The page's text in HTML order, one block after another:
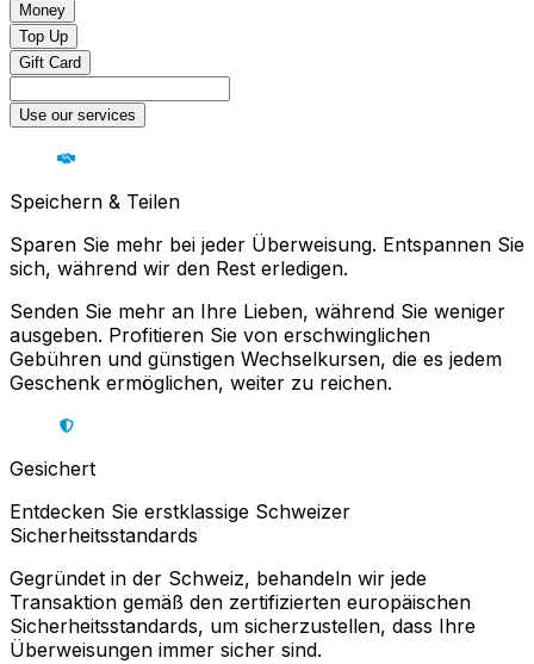
Money
Top Up
Gift Card
Use our services
Speichern & Teilen
Sparen Sie mehr bei jeder Überweisung. Entspannen Sie
sich, während wir den Rest erledigen.
Senden Sie mehr an Ihre Lieben, während Sie weniger
ausgeben. Profitieren Sie von erschwinglichen
Gebühren und günstigen Wechselkursen, die es jedem
Geschenk ermöglichen, weiter zu reichen.
Gesichert
Entdecken Sie erstklassige Schweizer
Sicherheitsstandards
Gegründet in der Schweiz, behandeln wir jede
Transaktion gemäß den zertifizierten europäischen
Sicherheitsstandards, um sicherzustellen, dass Ihre
Überweisungen immer sicher sind.